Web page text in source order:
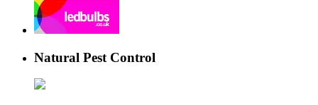
Natural Pest Control